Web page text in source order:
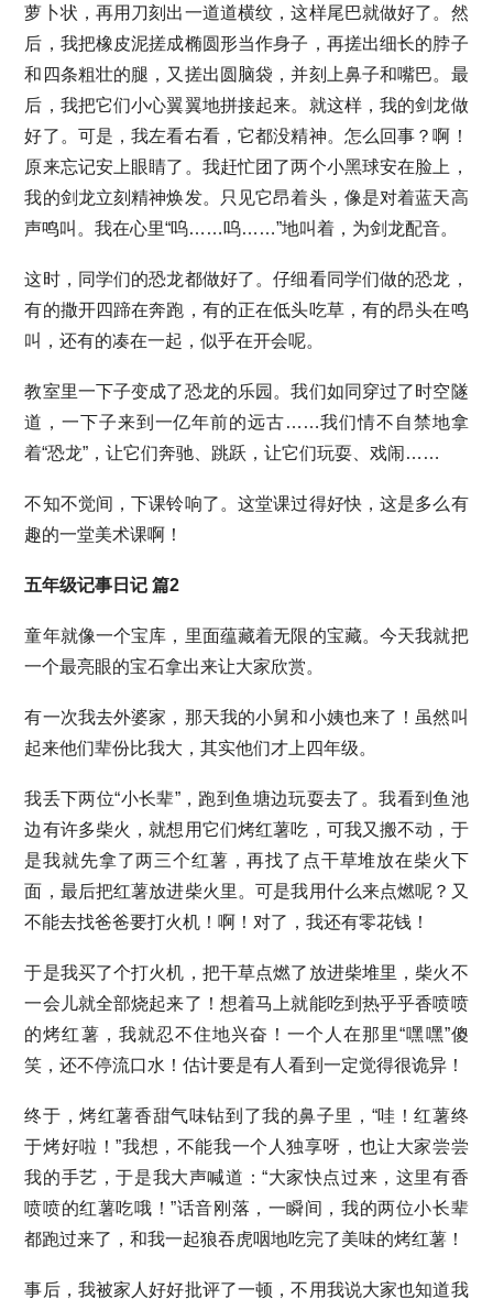
萝卜状，再用刀刻出一道道横纹，这样尾巴就做好了。然
后，我把橡皮泥搓成椭圆形当作身子，再搓出细长的脖子
和四条粗壮的腿，又搓出圆脑袋，并刻上鼻子和嘴巴。最
后，我把它们小心翼翼地拼接起来。就这样，我的剑龙做
好了。可是，我左看右看，它都没精神。怎么回事？啊！
原来忘记安上眼睛了。我赶忙团了两个小黑球安在脸上，
我的剑龙立刻精神焕发。只见它昂着头，像是对着蓝天高
声鸣叫。我在心里“呜……呜……”地叫着，为剑龙配音。
这时，同学们的恐龙都做好了。仔细看同学们做的恐龙，
有的撒开四蹄在奔跑，有的正在低头吃草，有的昂头在鸣
叫，还有的凑在一起，似乎在开会呢。
教室里一下子变成了恐龙的乐园。我们如同穿过了时空隧
道，一下子来到一亿年前的远古……我们情不自禁地拿
着“恐龙”，让它们奔驰、跳跃，让它们玩耍、戏闹……
不知不觉间，下课铃响了。这堂课过得好快，这是多么有
趣的一堂美术课啊！
五年级记事日记 篇2
童年就像一个宝库，里面蕴藏着无限的宝藏。今天我就把
一个最亮眼的宝石拿出来让大家欣赏。
有一次我去外婆家，那天我的小舅和小姨也来了！虽然叫
起来他们辈份比我大，其实他们才上四年级。
我丢下两位“小长辈”，跑到鱼塘边玩耍去了。我看到鱼池
边有许多柴火，就想用它们烤红薯吃，可我又搬不动，于
是我就先拿了两三个红薯，再找了点干草堆放在柴火下
面，最后把红薯放进柴火里。可是我用什么来点燃呢？又
不能去找爸爸要打火机！啊！对了，我还有零花钱！
于是我买了个打火机，把干草点燃了放进柴堆里，柴火不
一会儿就全部烧起来了！想着马上就能吃到热乎乎香喷喷
的烤红薯，我就忍不住地兴奋！一个人在那里“嘿嘿”傻
笑，还不停流口水！估计要是有人看到一定觉得很诡异！
终于，烤红薯香甜气味钻到了我的鼻子里，“哇！红薯终
于烤好啦！”我想，不能我一个人独享呀，也让大家尝尝
我的手艺，于是我大声喊道：“大家快点过来，这里有香
喷喷的红薯吃哦！”话音刚落，一瞬间，我的两位小长辈
都跑过来了，和我一起狼吞虎咽地吃完了美味的烤红薯！
事后，我被家人好好批评了一顿，不用我说大家也知道我